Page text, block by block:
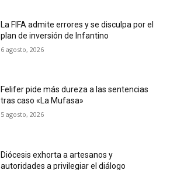
La FIFA admite errores y se disculpa por el
plan de inversión de Infantino
6 agosto, 2026
Felifer pide más dureza a las sentencias
tras caso «La Mufasa»
5 agosto, 2026
Diócesis exhorta a artesanos y
autoridades a privilegiar el diálogo